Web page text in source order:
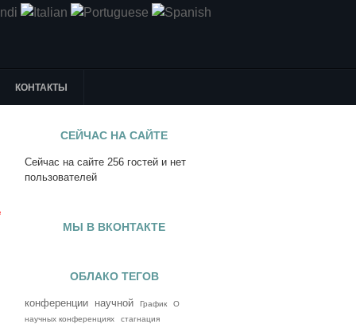
КОНТАКТЫ
СЕЙЧАС НА САЙТЕ
Сейчас на сайте 256 гостей и нет
пользователей
МЫ В ВКОНТАКТЕ
ОБЛАКО ТЕГОВ
конференции научной График
О
научных конференциях
стагнация